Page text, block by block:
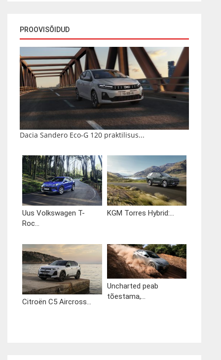
PROOVISÕIDUD
Dacia Sandero Eco-G 120 praktilisus...
Uus Volkswagen T-
Roc...
KGM Torres Hybrid:...
Citroën C5 Aircross...
Uncharted peab
tõestama,...